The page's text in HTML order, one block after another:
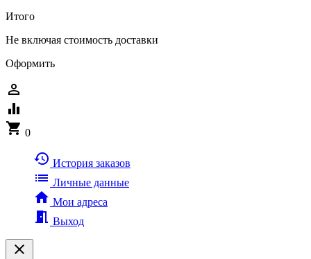
Итого
Не включая стоимость доставки
Оформить
person_outline
equalizer
shopping_cart 0
history История заказов
list Личные данные
home Мои адреса
meeting_room Выход
clear